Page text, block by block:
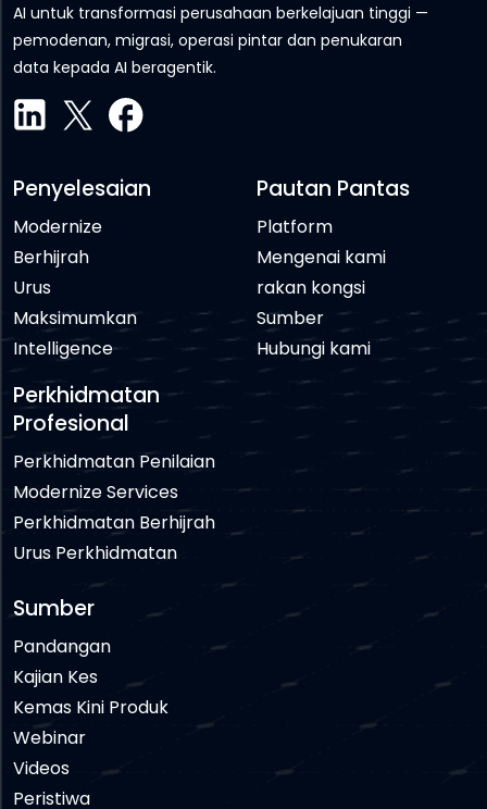
AI untuk transformasi perusahaan berkelajuan tinggi —
pemodenan, migrasi, operasi pintar dan penukaran
data kepada AI beragentik.
Penyelesaian
Modernize
Berhijrah
Urus
Maksimumkan
Intelligence
Perkhidmatan
Profesional
Perkhidmatan Penilaian
Modernize Services
Perkhidmatan Berhijrah
Urus Perkhidmatan
Pautan Pantas
Platform
Mengenai kami
rakan kongsi
Sumber
Hubungi kami
Sumber
Pandangan
Kajian Kes
Kemas Kini Produk
Webinar
Videos
Peristiwa